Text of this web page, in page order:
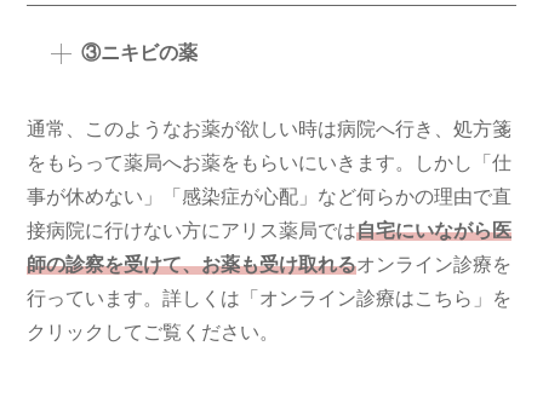
③ニキビの薬
通常、このようなお薬が欲しい時は病院へ行き、処方箋
をもらって薬局へお薬をもらいにいきます。しかし「仕
事が休めない」「感染症が心配」など何らかの理由で直
接病院に行けない方にアリス薬局では自宅にいながら医
師の診察を受けて、お薬も受け取れるオンライン診療を
行っています。詳しくは「オンライン診療はこちら」を
クリックしてご覧ください。